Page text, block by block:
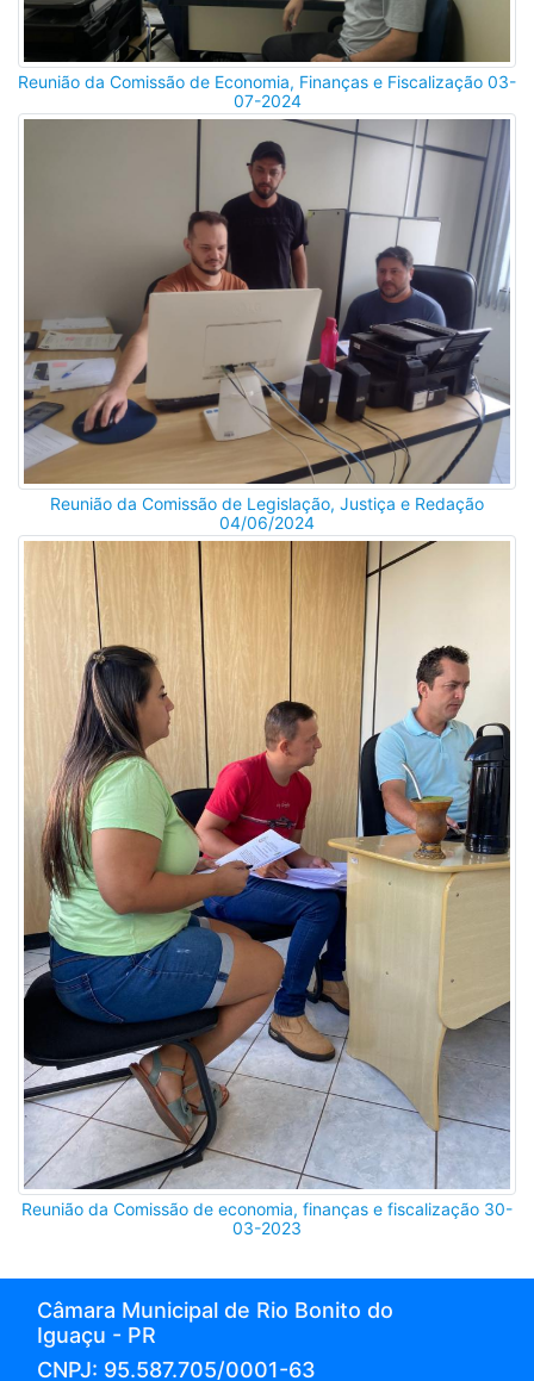
Reunião da Comissão de Economia, Finanças e Fiscalização 03-
07-2024
Reunião da Comissão de Legislação, Justiça e Redação
04/06/2024
Reunião da Comissão de economia, finanças e fiscalização 30-
03-2023
Câmara Municipal de Rio Bonito do
Iguaçu - PR
CNPJ: 95.587.705/0001-63